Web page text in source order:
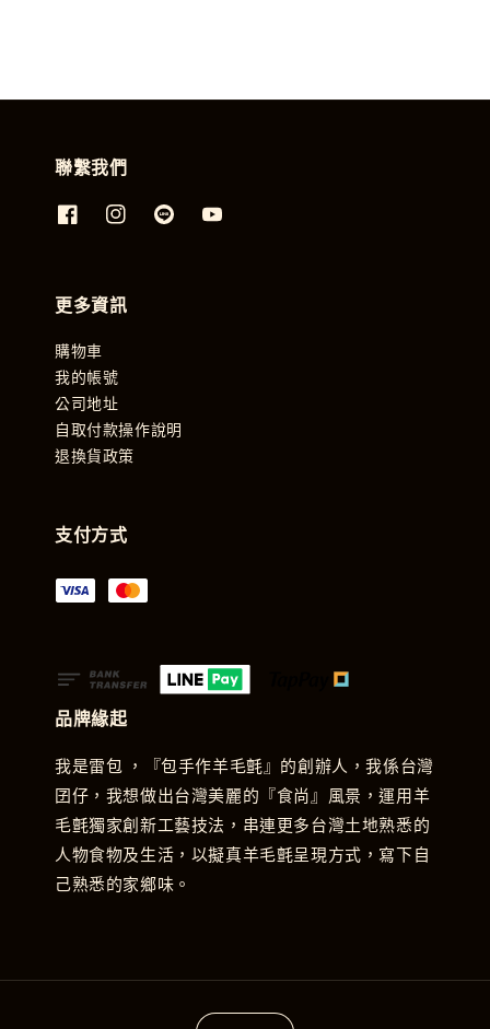
聯繫我們
更多資訊
購物車
我的帳號
公司地址
自取付款操作說明
退換貨政策
支付方式
品牌緣起
我是雷包 ，『包手作羊毛氈』的創辦人，我係台灣
囝仔，我想做出台灣美麗的『食尚』風景，運用羊
毛氈獨家創新工藝技法，串連更多台灣土地熟悉的
人物食物及生活，以擬真羊毛氈呈現方式，寫下自
己熟悉的家鄉味。